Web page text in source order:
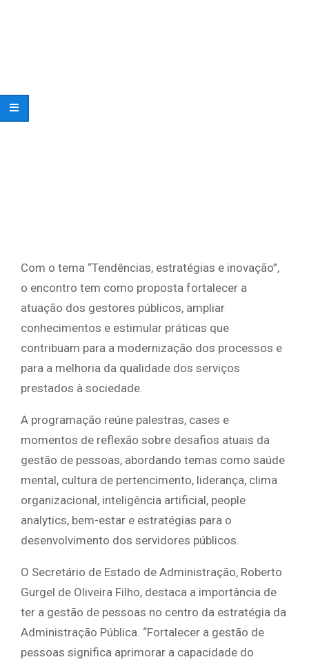
Com o tema “Tendências, estratégias e inovação”,
o encontro tem como proposta fortalecer a
atuação dos gestores públicos, ampliar
conhecimentos e estimular práticas que
contribuam para a modernização dos processos e
para a melhoria da qualidade dos serviços
prestados à sociedade.
A programação reúne palestras, cases e
momentos de reflexão sobre desafios atuais da
gestão de pessoas, abordando temas como saúde
mental, cultura de pertencimento, liderança, clima
organizacional, inteligência artificial, people
analytics, bem-estar e estratégias para o
desenvolvimento dos servidores públicos.
O Secretário de Estado de Administração, Roberto
Gurgel de Oliveira Filho, destaca a importância de
ter a gestão de pessoas no centro da estratégia da
Administração Pública. “Fortalecer a gestão de
pessoas significa aprimorar a capacidade do